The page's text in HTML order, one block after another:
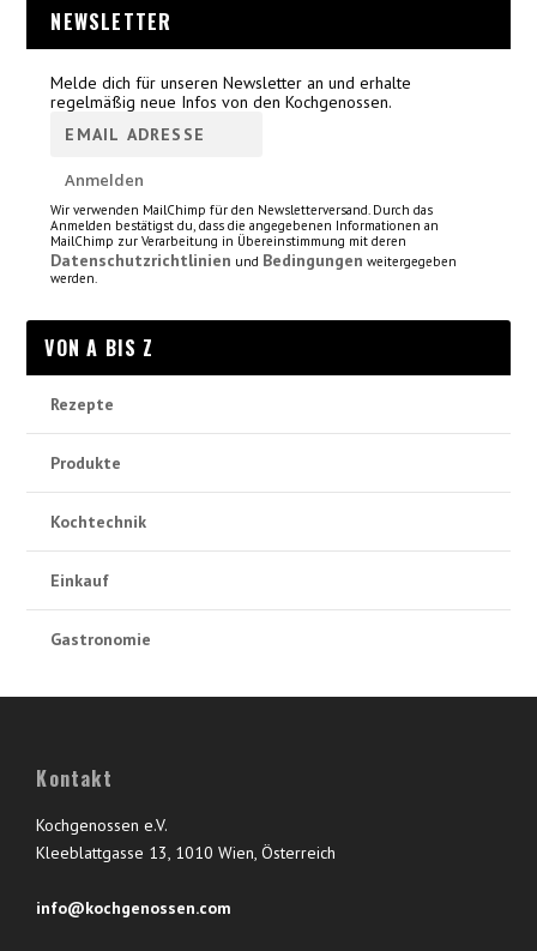
NEWSLETTER
Melde dich für unseren Newsletter an und erhalte
regelmäßig neue Infos von den Kochgenossen.
Wir verwenden MailChimp für den Newsletterversand. Durch das
Anmelden bestätigst du, dass die angegebenen Informationen an
MailChimp zur Verarbeitung in Übereinstimmung mit deren
Datenschutzrichtlinien und Bedingungen weitergegeben
werden.
VON A BIS Z
Rezepte
Produkte
Kochtechnik
Einkauf
Gastronomie
Kontakt
Kochgenossen e.V.
Kleeblattgasse 13, 1010 Wien, Österreich
info@kochgenossen.com